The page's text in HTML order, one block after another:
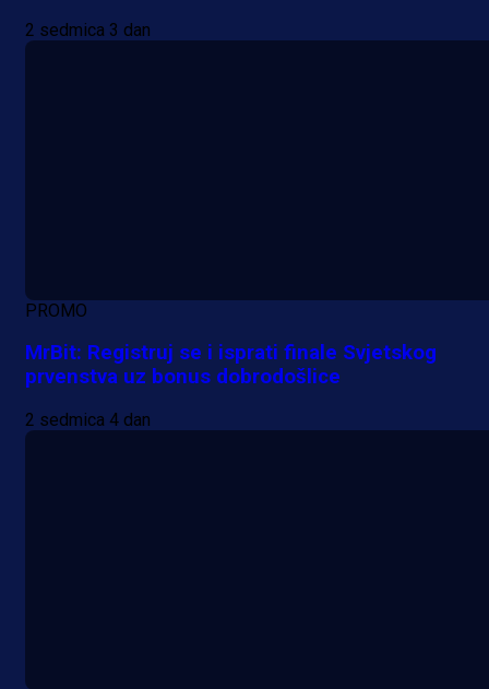
2 sedmica 3 dan
PROMO
MrBit: Registruj se i isprati finale Svjetskog
prvenstva uz bonus dobrodošlice
2 sedmica 4 dan